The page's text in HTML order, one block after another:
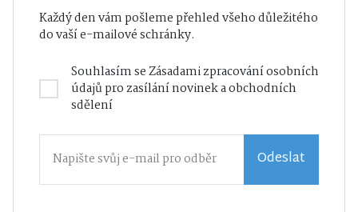
Každý den vám pošleme přehled všeho důležitého
do vaší e-mailové schránky.
Souhlasím seZásadami zpracování osobních
údajůpro zasílání novinek a obchodních
sdělení
Odeslat